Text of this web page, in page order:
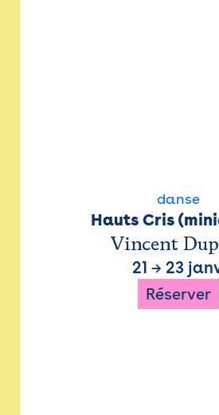
danse
Hauts Cris
Vincent
21 → 23
Réserver